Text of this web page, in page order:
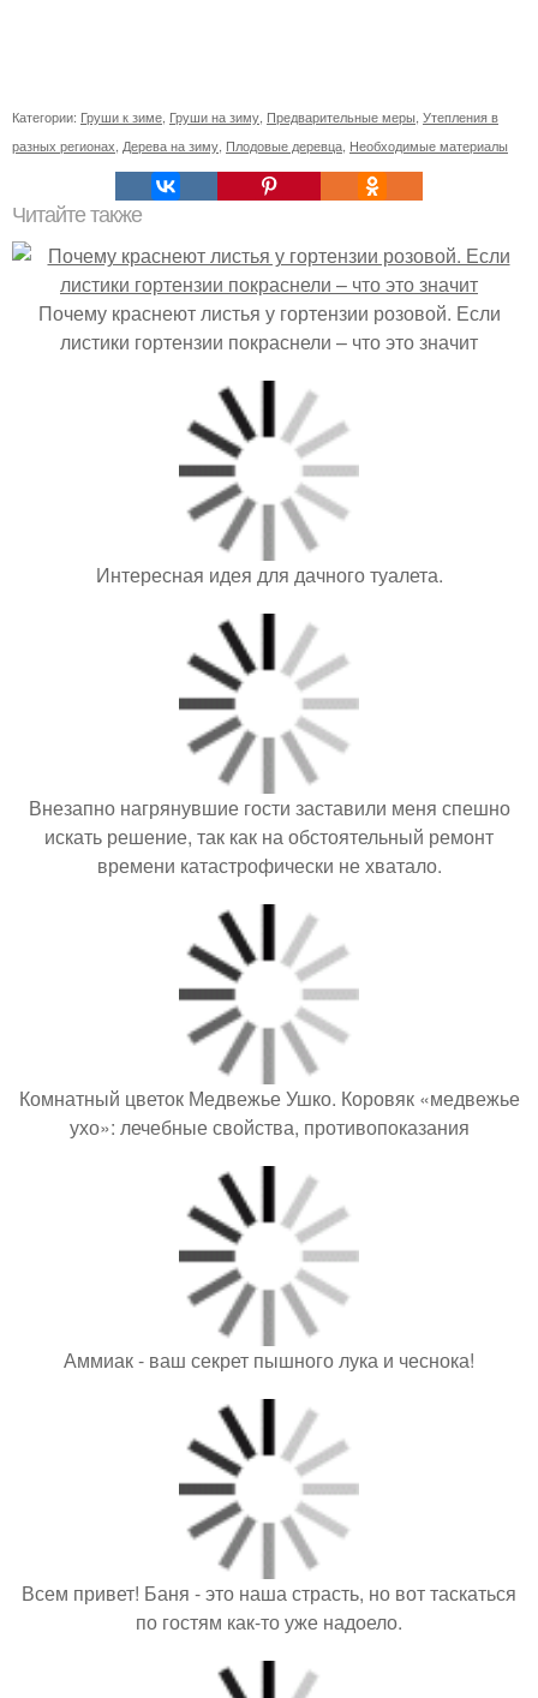
Категории: Груши к зиме, Груши на зиму, Предварительные меры, Утепления в
разных регионах, Дерева на зиму, Плодовые деревца, Необходимые материалы
Читайте также
Почему краснеют листья у гортензии розовой. Если
листики гортензии покраснели – что это значит
Интересная идея для дачного туалета.
Внезапно нагрянувшие гости заставили меня спешно
искать решение, так как на обстоятельный ремонт
времени катастрофически не хватало.
Комнатный цветок Медвежье Ушко. Коровяк «медвежье
ухо»: лечебные свойства, противопоказания
Аммиак - ваш секрет пышного лука и чеснока!
Всем привет! Баня - это наша страсть, но вот таскаться
по гостям как-то уже надоело.